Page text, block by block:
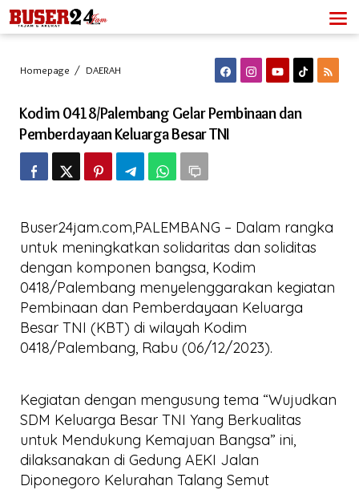
Lewati
ke
konten
Homepage / DAERAH
Pembinaan
dan
Pemberdayaan
Keluarga
Besar
TNI
Kodim 0418/Palembang Gelar Pembinaan dan
Pemberdayaan Keluarga Besar TNI
Buser24jam.com,PALEMBANG – Dalam rangka
untuk meningkatkan solidaritas dan soliditas
dengan komponen bangsa, Kodim
0418/Palembang menyelenggarakan kegiatan
Pembinaan dan Pemberdayaan Keluarga
Besar TNI (KBT) di wilayah Kodim
0418/Palembang, Rabu (06/12/2023).
Kegiatan dengan mengusung tema “Wujudkan
SDM Keluarga Besar TNI Yang Berkualitas
untuk Mendukung Kemajuan Bangsa” ini,
dilaksanakan di Gedung AEKI Jalan
Diponegoro Kelurahan Talang Semut